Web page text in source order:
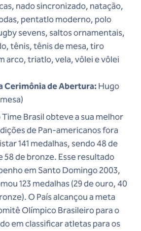
nado sincronizado, natação,
pentatlo moderno, polo
sevens, saltos ornamentais,
tênis, tênis de mesa, tiro
arco, triatlo, vela, vôlei e vôlei
Cerimônia de Abertura: Hugo
Time Brasil obteve a sua melhor
de Pan-americanos fora
141 medalhas, sendo 48 de
58 de bronze. Esse resultado
em Santo Domingo 2003,
123 medalhas (29 de ouro, 40
O País alcançou a meta
Olímpico Brasileiro para o
em classificar atletas para os